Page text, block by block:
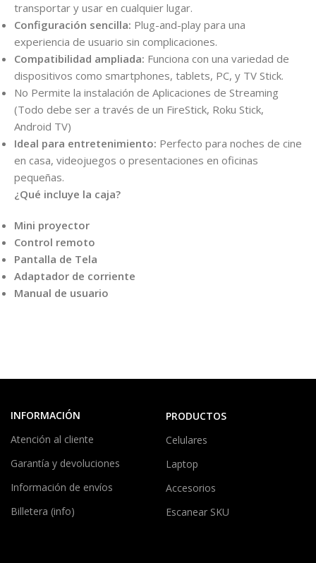
transportar y usar en cualquier lugar.
Configuración sencilla: Plug-and-play para una
experiencia de usuario sin complicaciones.
Compatibilidad ampliada: Funciona con una variedad de
dispositivos como smartphones, tablets, PC, y TV Stick.
No Permite la instalación de Aplicaciones de Streaming
(Todo debe ser a través de un FireStick, Roku Stick,
Android TV)
Ideal para entretenimiento: Perfecto para noches de cine
en casa, videojuegos o presentaciones en oficinas
pequeñas.
¿Qué incluye la caja?
Mini proyector
Control remoto
Pantalla de Tela
Adaptador de corriente
Manual de usuario
INFORMACIÓN
Atención al cliente
Garantía y devoluciones
Información de envíos
Billetera (info)
PRODUCTOS
Celulares
Laptop
Accesorios
Escanear SKU